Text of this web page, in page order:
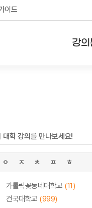
이드
강
대학 강의를 만나보세요!
ㅇ ㅈ ㅊ ㅍ ㅎ
가톨릭꽃동네대학교 (11)
건국대학교 (999)